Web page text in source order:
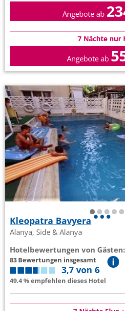
Angebote ab
7 Nächte nur
Angebote ab
Kleopatra Bavyera
Alanya, Side & Alanya
Hotelbewertungen von Gästen:
83 Bewertungen insgesamt
3,7 von 6
49.4 % empfehlen dieses Hotel